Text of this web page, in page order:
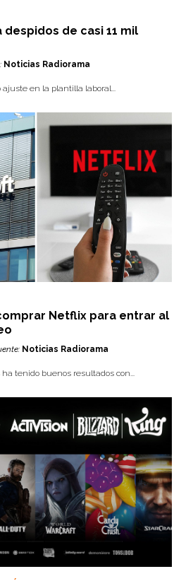
de casi 11 mil
Noticias Radiorama
en la plantilla laboral...
Netflix para entrar al
Noticias Radiorama
tenido buenos resultados con...